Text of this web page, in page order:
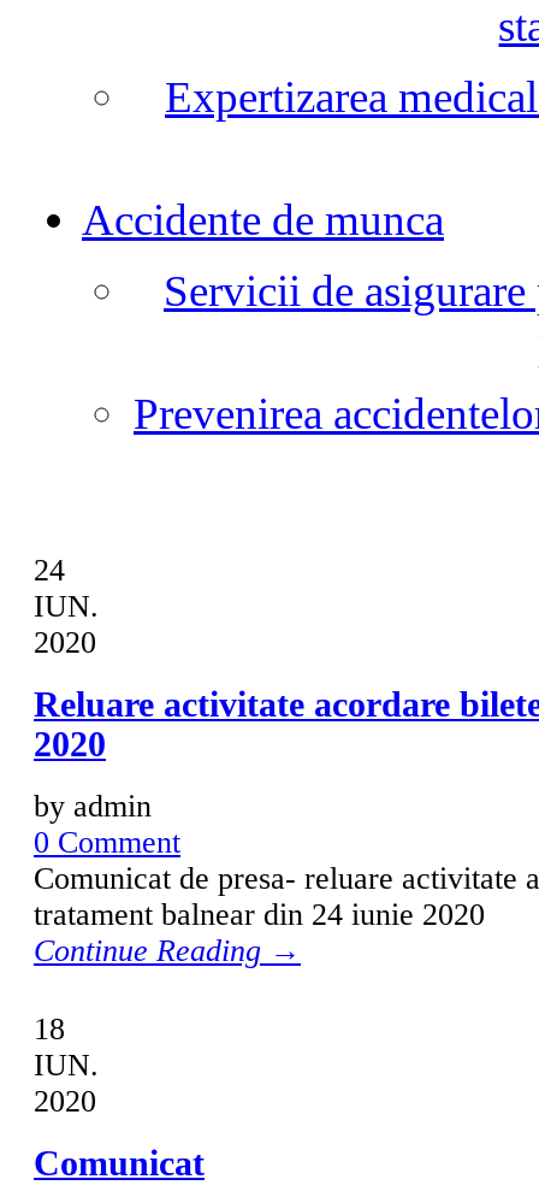
Expertizarea
Accidente de munca
Servicii de
Prevenirea
24
IUN.
2020
Reluare activitate acordare
2020
by admin
0 Comment
Comunicat de presa- reluare activitate
tratament balnear din 24 iunie 2020
Continue Reading →
18
IUN.
2020
Comunicat